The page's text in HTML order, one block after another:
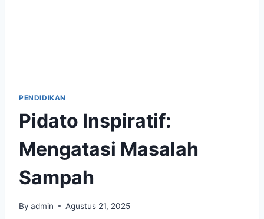
PENDIDIKAN
Pidato Inspiratif:
Mengatasi Masalah
Sampah
By admin Agustus 21, 2025